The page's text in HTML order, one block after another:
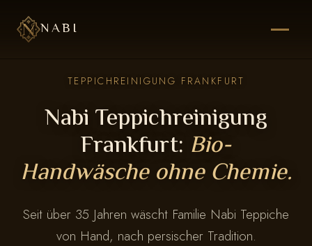
NABI
TEPPICHREINIGUNG FRANKFURT
Nabi Teppichreinigung
Frankfurt: Bio-
Handwäsche ohne Chemie.
Seit über 35 Jahren wäscht Familie Nabi Teppiche
von Hand, nach persischer Tradition.